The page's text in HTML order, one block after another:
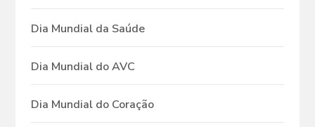
Dia Mundial da Saúde
Dia Mundial do AVC
Dia Mundial do Coração